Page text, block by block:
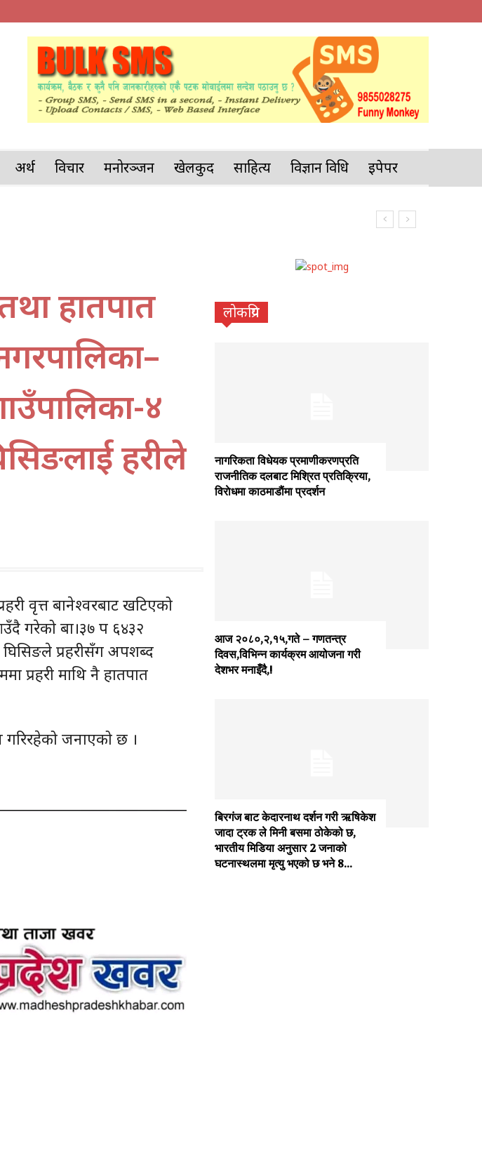
अर्थ विचार मनोरञ्जन खेलकुद साहित्य विज्ञान प्रविधि इपेपर
तथा हातपात
४
प्रहरीले
वृत्त बानेश्वरबाट खटिएको
गरेको बा।३७ प ६४३२
प्रहरीसँग अपशब्द
प्रहरी माथि नै हातपात
जनाएको छ ।
लोकप्रिय
नागरिकता विधेयक प्रमाणीकरणप्रति
राजनीतिक दलबाट मिश्रित प्रतिक्रिया,
विराेधमा काठमाडाैंमा प्रदर्शन
आज २०८०,२,१५,गते – गणतन्त्र
दिवस,विभिन्न कार्यक्रम आयोजना गरी
देशभर मनाइँदै,!
बिरगंज बाट केदारनाथ दर्शन गरी ऋषिकेश
जादा ट्रक ले मिनी बसमा ठोकेको छ,
भारतीय मिडिया अनुसार 2 जनाको
घटनास्थलमा मृत्यु भएको छ भने 8...